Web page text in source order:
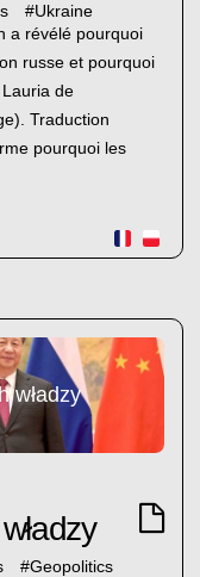
#Ukraine
a révélé pourquoi
russe et pourquoi
de
Traduction
pourquoi les
władzy
#Geopolitics